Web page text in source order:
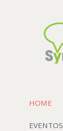
HOME
EVENTOS